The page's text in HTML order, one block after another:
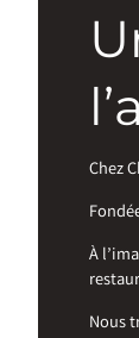
Chez
À
Nous